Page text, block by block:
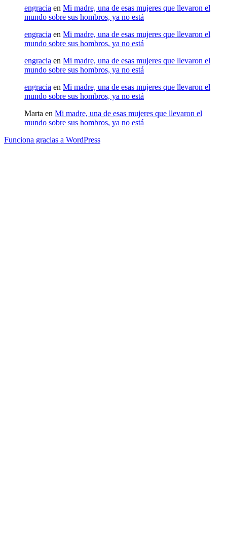
engracia en Mi madre, una de esas mujeres que llevaron el
mundo sobre sus hombros, ya no está
engracia en Mi madre, una de esas mujeres que llevaron el
mundo sobre sus hombros, ya no está
engracia en Mi madre, una de esas mujeres que llevaron el
mundo sobre sus hombros, ya no está
engracia en Mi madre, una de esas mujeres que llevaron el
mundo sobre sus hombros, ya no está
Marta en Mi madre, una de esas mujeres que llevaron el
mundo sobre sus hombros, ya no está
Funciona gracias a WordPress